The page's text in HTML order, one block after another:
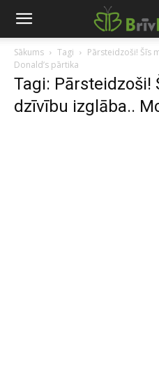
Sākums Tagi
Pārsteidzoši! Šīs
Donald’s pārtika
Tagi: Pārsteidzoši!
dzīvību izglāba..